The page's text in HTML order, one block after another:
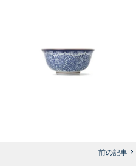
前の記事